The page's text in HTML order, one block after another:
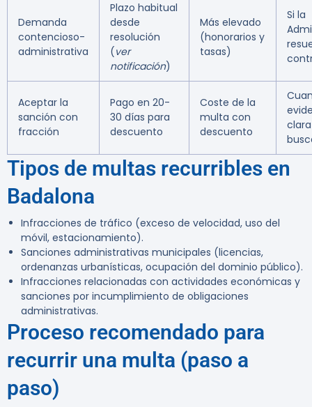
Demanda
contencioso-
administrativa
Plazo habitual
desde
resolución
(ver
notificación)
Más elevado
(honorarios y
tasas)
Si la
Aceptar la
sanción con
fracción
Pago en 20-
30 días para
descuento
Coste de la
multa con
descuento
Tipos de multas recurribles en
Badalona
Infracciones de tráfico (exceso de velocidad, uso del
móvil, estacionamiento).
Sanciones administrativas municipales (licencias,
ordenanzas urbanísticas, ocupación del dominio público).
Infracciones relacionadas con actividades económicas y
sanciones por incumplimiento de obligaciones
administrativas.
Proceso recomendado para
recurrir una multa (paso a
paso)